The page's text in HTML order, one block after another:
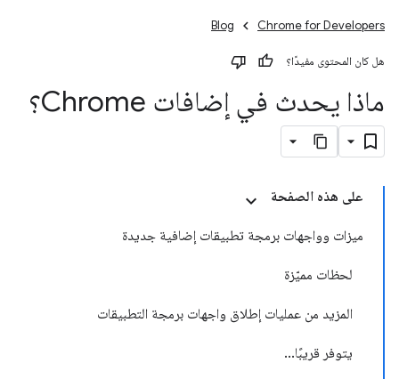
Chrome for Developers
Blog
هل كان المحتوى مفيدًا؟
ماذا يحدث في إضافات Chrome؟
على هذه الصفحة
ميزات وواجهات برمجة تطبيقات إضافية جديدة
لحظات مميّزة
المزيد من عمليات إطلاق واجهات برمجة التطبيقات
يتوفر قريبًا...